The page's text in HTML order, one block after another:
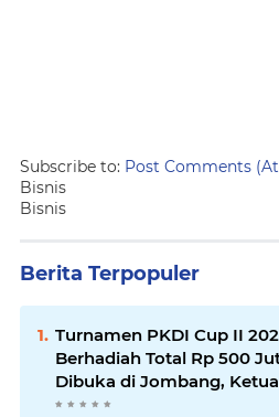
Subscribe to: Post Comments
Bisnis
Bisnis
Berita Terpopuler
Turnamen PKDI Cup II
Berhadiah Total Rp 500
Dibuka di Jombang, Ketua
Jatim Syaifullah Mahdi: